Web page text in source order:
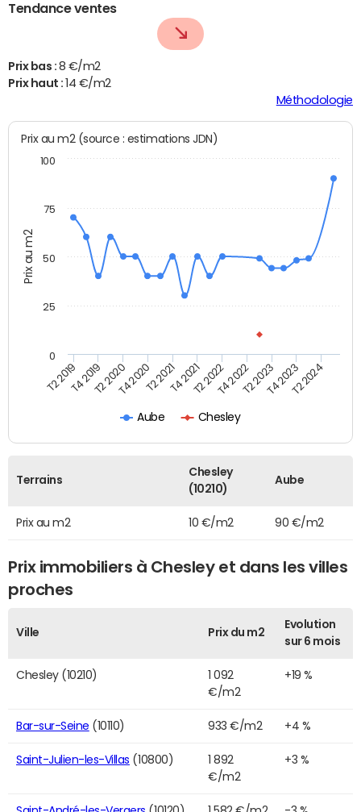
Tendance ventes
Prix bas : 8 €/m2
Prix haut :14 €/m2
Méthodologie
Prix au m2
Prix au m2 (source : estimations JDN)
Aube Chesley
T2 2019T4 2019T2 2020T4 2020T2 2021T4 2021T2 2022T4 2022T2 2023T4 2023T2 2024
0
25
50
75
100
Terrains
Chesley
(10210)
Aube
Prix au m2 10 €/m2 90 €/m2
Prix immobiliers à Chesley et dans les villes
proches
Ville Prix du m2
Evolution
sur 6 mois
Chesley (10210)
1 092
€/m2
+19 %
Bar-sur-Seine (10110) 933 €/m2 +4 %
Saint-Julien-les-Villas (10800)
1 892
€/m2
+3 %